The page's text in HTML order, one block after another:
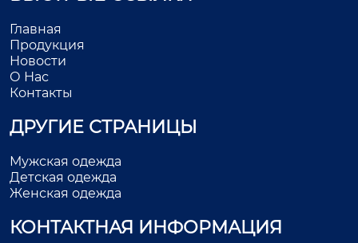
Главная
Продукция
Новости
О Нас
Контакты
ДРУГИЕ СТРАНИЦЫ
Мужская одежда
Детская одежда
Женская одежда
КОНТАКТНАЯ ИНФОРМАЦИЯ